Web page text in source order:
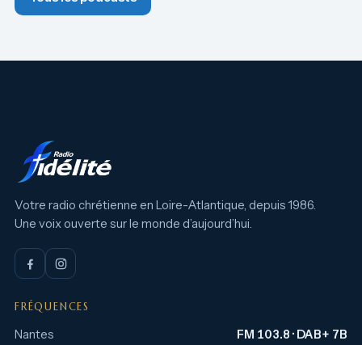
Votre radio chrétienne en Loire-Atlantique, depuis 1986.
Une voix ouverte sur le monde d’aujourd’hui.
FRÉQUENCES
Nantes FM 103.8 · DAB+ 7B